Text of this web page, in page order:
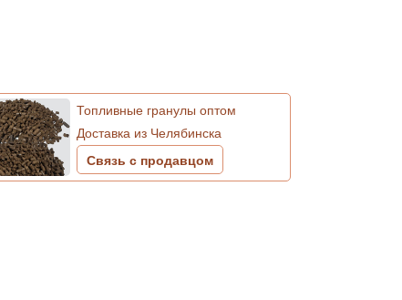
Топливные гранулы оптом
Доставка из Челябинска
Связь с продавцом